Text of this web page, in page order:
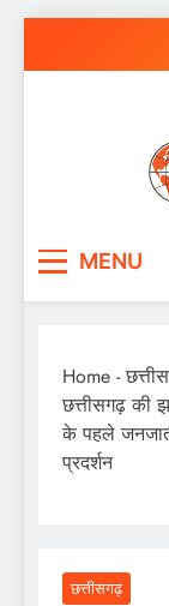
MENU
Home -
छत्तीसगढ़ की
के पहले
प्रदर्शन
छत्तीसगढ़